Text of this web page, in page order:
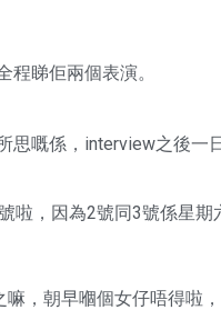
睇佢兩個表演。
思嘅係，interview之後一
啦，因為2號同3號係星期
，朝早嗰個女仔唔得啦